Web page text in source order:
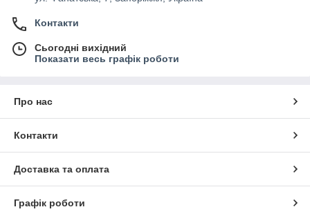
Контакти
Сьогодні вихідний
Показати весь графік роботи
Про нас
Контакти
Доставка та оплата
Графік роботи